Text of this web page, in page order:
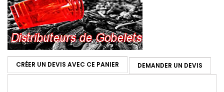
CRÉER UN DEVIS AVEC CE PANIER DEMANDER UN DEVIS